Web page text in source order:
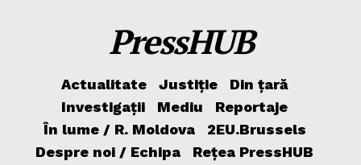
PressHUB
Actualitate Justiție
Din țară
Investigații
Mediu
Reportaje
În lume / R. Moldova
2EU.Brussels
Despre noi / Echipa
Rețea PressHUB